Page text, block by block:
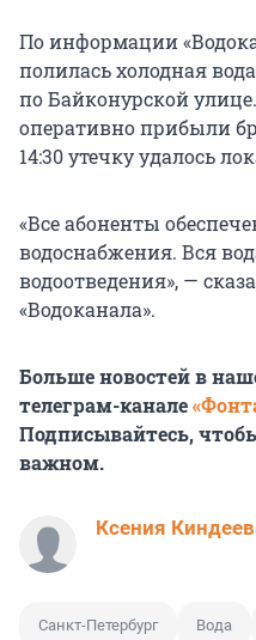
По информации
полилась холодная
по Байконурской
оперативно прибыли
14:30 утечку удалось
«Все абоненты
водоснабжения. Вся
водоотведения», —
«Водоканала».
Больше новостей в
телеграм-канале
Подписывайтесь,
важном.
Ксения
Санкт-Петербург Вода